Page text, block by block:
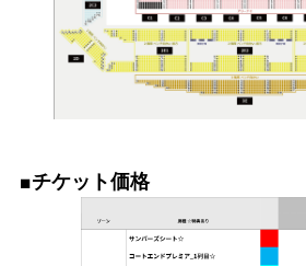
■チケット価格